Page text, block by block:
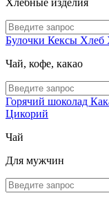
Хлебные изделия
Булочки Кексы Хлеб
Чай, кофе, какао
Горячий шоколад
Цикорий
Чай
Для мужчин